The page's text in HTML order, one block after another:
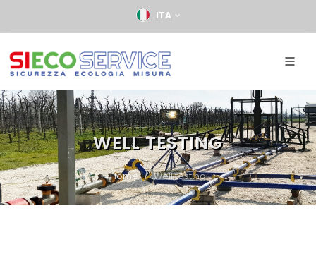
ITA
WELL TESTING
Home Well testing